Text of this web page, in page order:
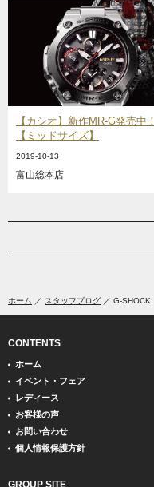
【カシオ】新作MR-G発売中！
【ミッドサイズ】
2019-10-13
富山総本店
ホーム スタッフブログ G-SHOCK
CONTENTS
ホーム
イベント・フェア
レディース
お客様の声
お問い合わせ
個人情報保護方針
GROUP SITE